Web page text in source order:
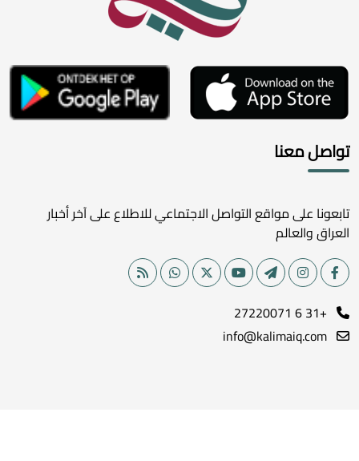
تواصل معنا
تابعونا على مواقع التواصل الاجتماعي للاطلاع على آخر أخبار
العراق والعالم
+31 6 27220071
info@kalimaiq.com